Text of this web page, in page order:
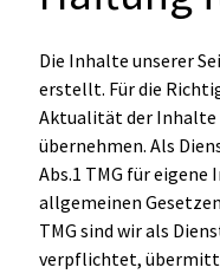
Die Inhalte unserer
erstellt. Für die
Aktualität der Inhalte
übernehmen. Als
Abs.1 TMG für eigene
allgemeinen
TMG sind wir als
verpflichtet,